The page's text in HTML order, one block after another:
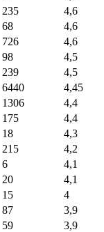
235 4,6
68 4,6
726 4,6
98 4,5
239 4,5
6440 4,45
1306 4,4
175 4,4
18 4,3
215 4,2
6 4,1
20 4,1
15 4
87 3,9
59 3,9